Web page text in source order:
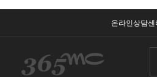
온라인상담센